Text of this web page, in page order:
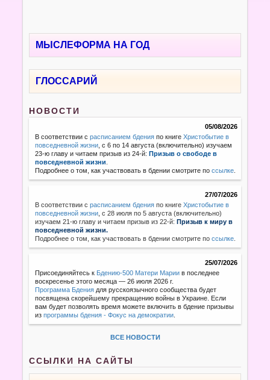
МЫСЛЕФОРМА НА ГОД
ГЛОССАРИЙ
НОВОСТИ
05/08/2026
В соответствии срасписанием бдения по книгеХристобытие в
повседневной жизни , с 6 по 14 августа (включительно) изучаем
23-ю главу и читаем призыв из 24-й:Призыв о свободе в
повседневной жизни
Подробнее о том, как участвовать в бдении смотрите поссылке
27/07/2026
В соответствии с расписанием бдения по книгеХристобытие в
повседневной жизни с 28 июля по 5 августа (включительно)
изучаем 21-ю главу и читаем призыв из 22-й:Призыв к миру в
повседневной жизни.
Подробнее о том, как участвовать в бдении смотрите поссылке
25/07/2026
Присоединяйтесь к Бдению-500 Матери Марии в последнее
воскресенье этого месяца — 26 июля 2026 г.
Программа Бдения для русскоязычного сообщества будет
посвящена скорейшему прекращению войны в Украине. Если
вам будет позволять время можете включить в бдение призывы
изпрограммы бдения - Фокус на демократии
ВСЕ НОВОСТИ
ССЫЛКИ НА САЙТЫ